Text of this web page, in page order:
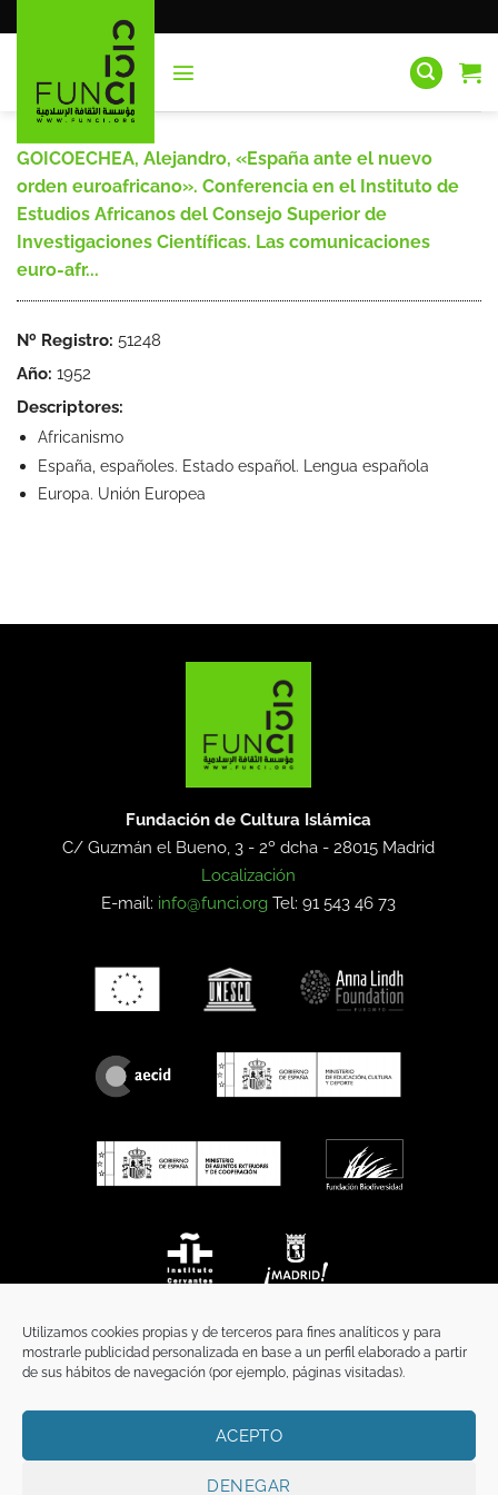
Utilizamos cookies propias y de terceros para fines analíticos y para
mostrarle publicidad personalizada en base a un perfil elaborado a partir
de sus hábitos de navegación (por ejemplo, páginas visitadas).
ACEPTO
DENEGAR
al
GOICOECHEA, Alejandro, «España ante el nuevo
orden euroafricano». Conferencia en el Instituto de
Estudios Africanos del Consejo Superior de
Investigaciones Científicas. Las comunicaciones
euro-afr...
Nº Registro: 51248
Año: 1952
Descriptores:
Africanismo
España, españoles. Estado español. Lengua española
Europa. Unión Europea
Fundación de Cultura Islámica
C/ Guzmán el Bueno, 3 - 2º dcha -28015 Madrid
Localización
E-mail: info@funci.org Tel: 91 543 46 73
TÉRMINOS Y CONDICIONES